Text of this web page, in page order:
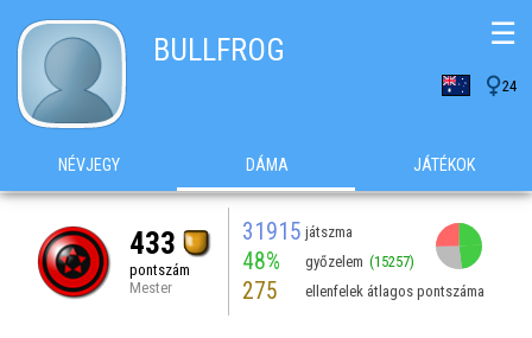
BULLFROG
24
☰
NÉVJEGY DÁMA JÁTÉKOK
433
pontszám
Mester
31915 játszma
48% győzelem (15257)
275 ellenfelek átlagos pontszáma